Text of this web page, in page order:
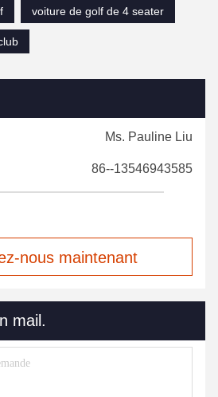
voiture de golf de 4 seater
Ms. Pauline Liu
86--13546943585
nous maintenant
mail.